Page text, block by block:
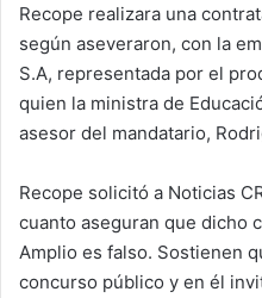
Recope realizara una
según aseveraron, con la
S.A, representada por el
quien la ministra de
asesor del mandatario,
Recope solicitó a Noticias
cuanto aseguran que dicho
Amplio es falso. Sostienen
concurso público y en él